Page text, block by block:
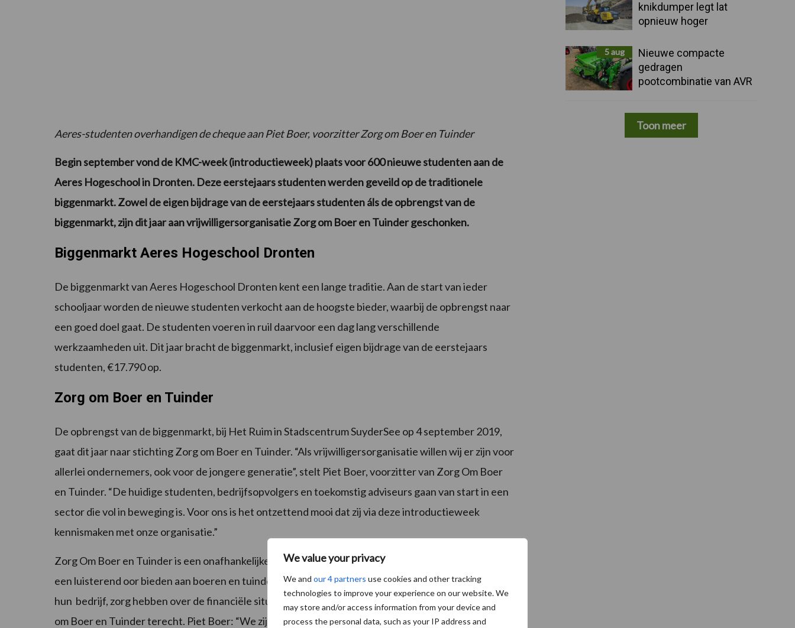
We value your privacy
We and our 4 partners use cookies and other tracking
technologies to improve your experience on our website. We
may store and/or access information from your device and
process the personal data, such as your IP address and
Aeres-studenten overhandigen de cheque aan Piet Boer, voorzitter Zorg om Boer en Tuinder
Begin september vond de KMC-week (introductieweek) plaats voor 600 nieuwe studenten aan de
Aeres Hogeschool in Dronten. Deze eerstejaars studenten werden geveild op de traditionele
biggenmarkt. Zowel de eigen bijdrage van de eerstejaars studenten áls de opbrengst van de
biggenmarkt, zijn dit jaar aan vrijwilligersorganisatie Zorg om Boer en Tuinder geschonken.
Biggenmarkt Aeres Hogeschool Dronten
De biggenmarkt van Aeres Hogeschool Dronten kent een lange traditie. Aan de start van ieder
schooljaar worden de nieuwe studenten verkocht aan de hoogste bieder, waarbij de opbrengst naar
een goed doel gaat. De studenten voeren in ruil daarvoor een dag lang verschillende
werkzaamheden uit. Dit jaar bracht de biggenmarkt, inclusief eigen bijdrage van de eerstejaars
studenten, €17.790 op.
Zorg om Boer en Tuinder
De opbrengst van de biggenmarkt, bij Het Ruim in Stadscentrum SuyderSee op 4 september 2019,
gaat dit jaar naar stichting Zorg om Boer en Tuinder. “Als vrijwilligersorganisatie willen wij er zijn voor
allerlei ondernemers, ook voor de jongere generatie”, stelt Piet Boer, voorzitter van Zorg Om Boer
en Tuinder. “De huidige studenten, bedrijfsopvolgers en toekomstig adviseurs gaan van start in een
sector die vol in beweging is. Voor ons is het ontzettend mooi dat zij via deze introductieweek
kennismaken met onze organisatie.”
Zorg Om Boer en Tuinder is een onafhankelijke organisatie met vrijwilligers in heel Nederland die
een luisterend oor bieden aan boeren en tuinders. Ondernemers die twijfelen over de richting van
hun bedrijf, zorg hebben over de financiële situatie of met andere vragen worstelen kunnen bij Zorg
om Boer en Tuinder terecht. Piet Boer: “We zijn ontzettend blij met deze gift die we door de
knikdumper legt lat
opnieuw hoger
5 aug
Nieuwe compacte
gedragen
pootcombinatie van AVR
Toon meer